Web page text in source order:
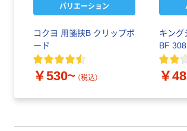
バリエーション
コクヨ 用箋挟B クリップボ
ード
￥530~ （税込）
キング
BF
￥